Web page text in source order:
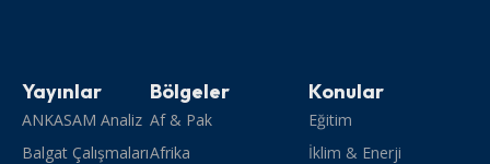
Yayınlar
ANKASAM Analiz
Balgat Çalışmaları
Bölgeler
Af & Pak
Afrika
Konular
Eğitim
İklim & Enerji